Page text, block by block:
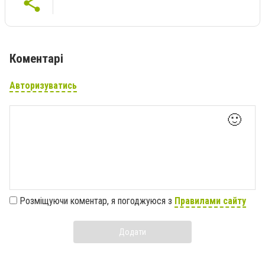
Коментарі
Авторизуватись
🙂
Розміщуючи коментар, я погоджуюся з Правилами сайту
Додати